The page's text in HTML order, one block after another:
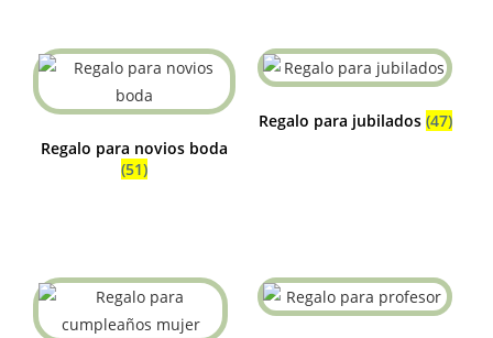
Regalo para novios boda
(51)
Regalo para jubilados (47)